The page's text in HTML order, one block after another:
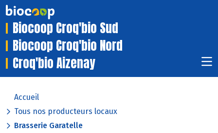
Biocoop Croq'bio Sud
Biocoop Croq'bio Nord
Croq'bio Aizenay
Accueil
Tous nos producteurs locaux
Brasserie Garatelle